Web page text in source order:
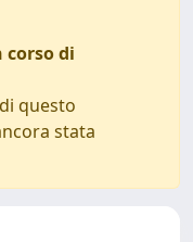
corso di
questo
stata